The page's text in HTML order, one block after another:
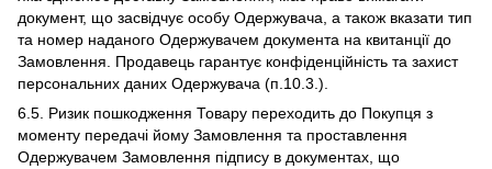
документ, що засвідчує особу Одержувача, а також вказати тип
та номер наданого Одержувачем документа на квитанції до
Замовлення. Продавець гарантує конфіденційність та захист
персональних даних Одержувача (п.10.3.).
6.5. Ризик пошкодження Товару переходить до Покупця з
моменту передачі йому Замовлення та проставлення
Одержувачем Замовлення підпису в документах, що